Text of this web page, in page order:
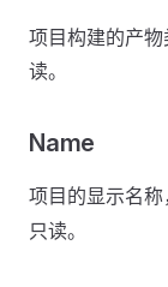
项目构建的产物
读。
Name
项目的显示名
只读。